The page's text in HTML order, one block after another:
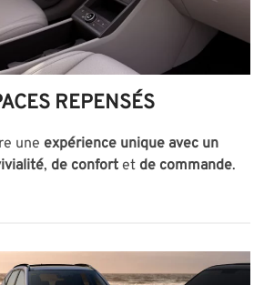
REPENSÉS
une expérience unique avec un
, de confortet de commande.